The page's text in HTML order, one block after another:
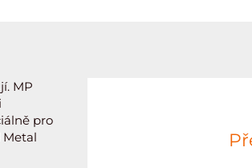
MP
pro
Metal